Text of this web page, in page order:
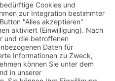
Stellen, unserer
Ihrer Bewerbung?
einfach mehr über
Angebot für
Sie sich ganz